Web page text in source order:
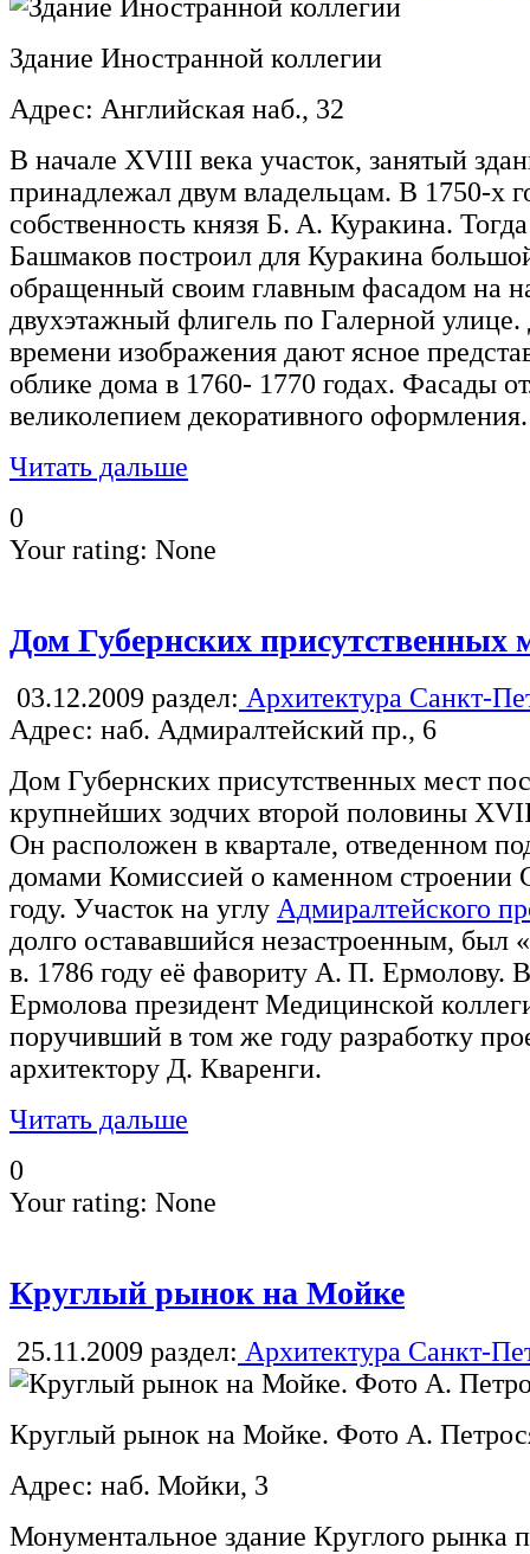
Здание Иностранной коллегии
Адрес: Английская наб., 32
В начале XVIII века участок, занятый
принадлежал двум владельцам. В 1750-х
собственность князя Б. А. Куракина.
Башмаков построил для Куракина
обращенный своим главным фасадом на
двухэтажный флигель по Галерной
времени изображения дают ясное
облике дома в 1760- 1770 годах. Фасады
великолепием декоративного оформления.
Читать дальше
0
Your rating: None
Дом Губернских присутственных
03.12.2009 раздел: Архитектура Санкт-
Адрес: наб. Адмиралтейский пр., 6
Дом Губернских присутственных мест
крупнейших зодчих второй половины
Он расположен в квартале, отведенном
домами Комиссией о каменном строении
году. Участок на углу Адмиралтейского
долго остававшийся незастроенным, был
в. 1786 году её фавориту А. П. Ермолову.
Ермолова президент Медицинской
поручивший в том же году разработку
архитектору Д. Кваренги.
Читать дальше
0
Your rating: None
Круглый рынок на Мойке
25.11.2009 раздел: Архитектура Санкт-
Круглый рынок на Мойке. Фото А.
Адрес: наб. Мойки, 3
Монументальное здание Круглого рынка